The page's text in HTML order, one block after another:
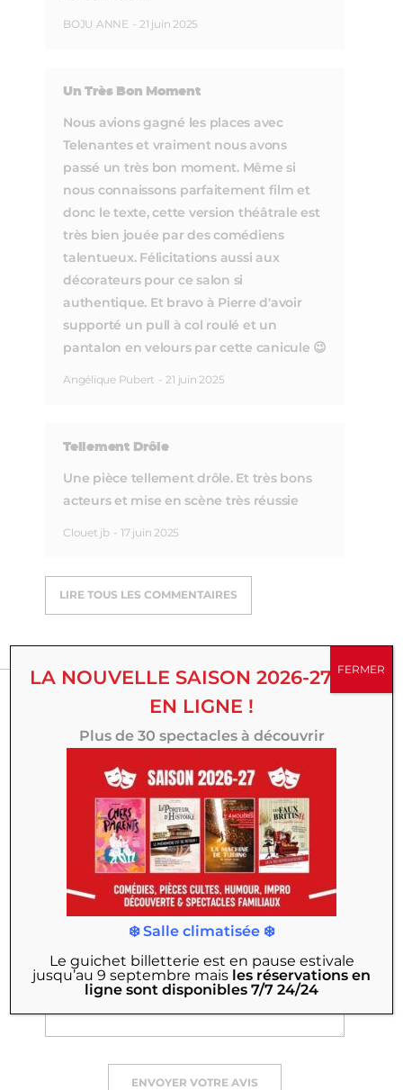
BOJU ANNE - 21 juin 2025
Un Très Bon Moment
Nous avions gagné les places avec
Telenantes et vraiment nous avons
passé un très bon moment. Même si
nous connaissons parfaitement film et
donc le texte, cette version théâtrale est
très bien jouée par des comédiens
talentueux. Félicitations aussi aux
décorateurs pour ce salon si
authentique. Et bravo à Pierre d'avoir
supporté un pull à col roulé et un
pantalon en velours par cette canicule 😉
Angélique Pubert - 21 juin 2025
Tellement Drôle
Une pièce tellement drôle. Et très bons
acteurs et mise en scène très réussie
Clouet jb - 17 juin 2025
LIRE TOUS LES COMMENTAIRES
DONNER MON AVIS
ENVOYER VOTRE AVIS
LA NOUVELLE SAISON 2026-27 EST
EN LIGNE !
Plus de 30 spectacles à découvrir
❄️ Salle climatisée ❄️
Le guichet billetterie est en pause estivale
jusqu’au 9 septembre mais les réservations en
ligne sont disponibles 7/7 24/24
FERMER